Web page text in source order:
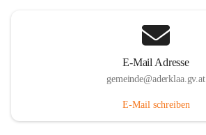
E-Mail Adresse
gemeinde@aderklaa.gv.at
E-Mail schreiben